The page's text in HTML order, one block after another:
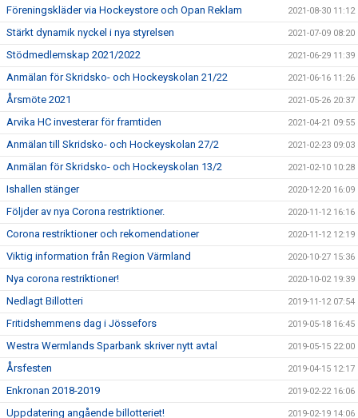
Föreningskläder via Hockeystore och Opan Reklam 2021-08-30 11:12
Stärkt dynamik nyckel i nya styrelsen 2021-07-09 08:20
Stödmedlemskap 2021/2022 2021-06-29 11:39
Anmälan för Skridsko- och Hockeyskolan 21/22 2021-06-16 11:26
Årsmöte 2021 2021-05-26 20:37
Arvika HC investerar för framtiden 2021-04-21 09:55
Anmälan till Skridsko- och Hockeyskolan 27/2 2021-02-23 09:03
Anmälan för Skridsko- och Hockeyskolan 13/2 2021-02-10 10:28
Ishallen stänger 2020-12-20 16:09
Följder av nya Corona restriktioner. 2020-11-12 16:16
Corona restriktioner och rekomendationer 2020-11-12 12:19
Viktig information från Region Värmland 2020-10-27 15:36
Nya corona restriktioner! 2020-10-02 19:39
Nedlagt Billotteri 2019-11-12 07:54
Fritidshemmens dag i Jössefors 2019-05-18 16:45
Westra Wermlands Sparbank skriver nytt avtal 2019-05-15 22:00
Årsfesten 2019-04-15 12:17
Enkronan 2018-2019 2019-02-22 16:06
Uppdatering angående billotteriet! 2019-02-19 14:06